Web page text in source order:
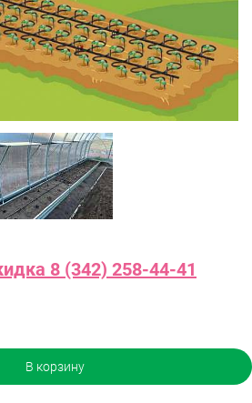
8 (342) 258-44-41
В корзину